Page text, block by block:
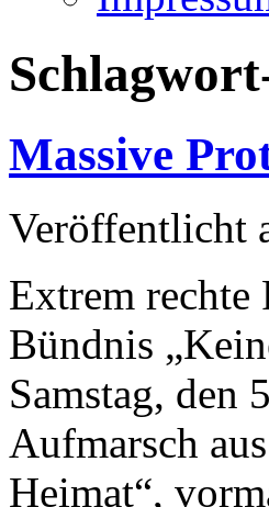
Massive
Veröffentlicht
Extrem rechte
Bündnis
Samstag, den
Aufmarsch
Heimat“,